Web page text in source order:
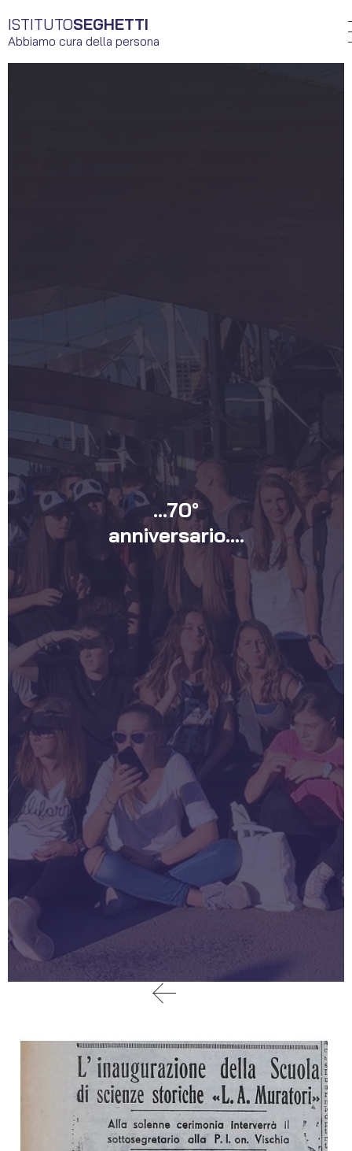
ISTITUTOSEGHETTI
Abbiamo cura della persona
…70°
anniversario….